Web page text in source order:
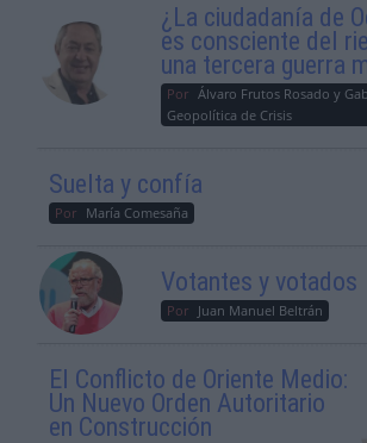
¿La ciudadanía de
es consciente del
una tercera guerra
Por Álvaro Frutos Rosado y
Geopolítica de Crisis
Suelta y confía
Por María Comesaña
Votantes y votados
Por Juan Manuel Beltrán
El Conflicto de Oriente Medio:
Un Nuevo Orden Autoritario
en Construcción